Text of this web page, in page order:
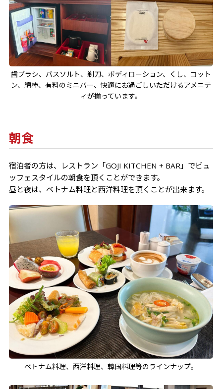
歯ブラシ、バスソルト、剃刀、ボディローション、くし、コット
ン、綿棒、有料のミニバー、快適にお過ごしいただけるアメニテ
ィが揃っています。
朝食
宿泊者の方は、レストラン「GOJI KITCHEN + BAR」でビュ
ッフェスタイルの朝食を頂くことができます。
昼と夜は、ベトナム料理と西洋料理を頂くことが出来ます。
ベトナム料理、西洋料理、韓国料理等のラインナップ。